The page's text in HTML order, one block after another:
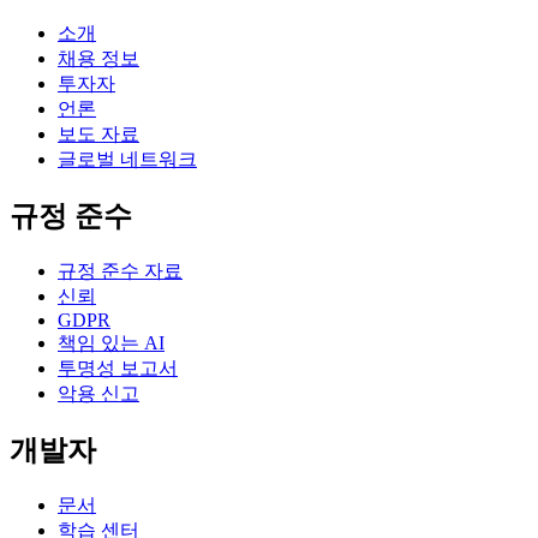
소개
채용 정보
투자자
언론
보도 자료
글로벌 네트워크
규정 준수
규정 준수 자료
신뢰
GDPR
책임 있는 AI
투명성 보고서
악용 신고
개발자
문서
학습 센터